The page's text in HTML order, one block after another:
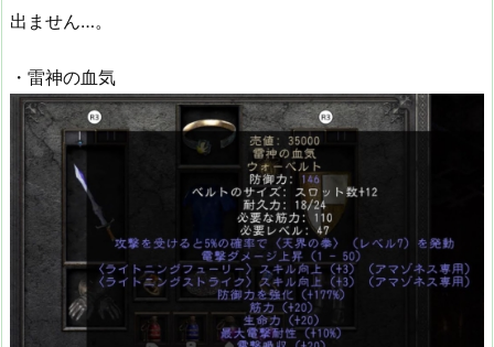
出ません…。
・雷神の血気